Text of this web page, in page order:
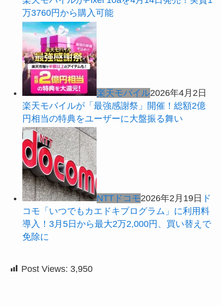
万3760円から購入可能
楽天モバイル2026年4月2日
楽天モバイルが「最強感謝祭」開催！総額2億
円相当の特典をユーザーに大盤振る舞い
NTTドコモ2026年2月19日 ド
コモ「いつでもカエドキプログラム」に利用料
導入！3月5日から最大2万2,000円、買い替えで
免除に
Post Views: 3,950